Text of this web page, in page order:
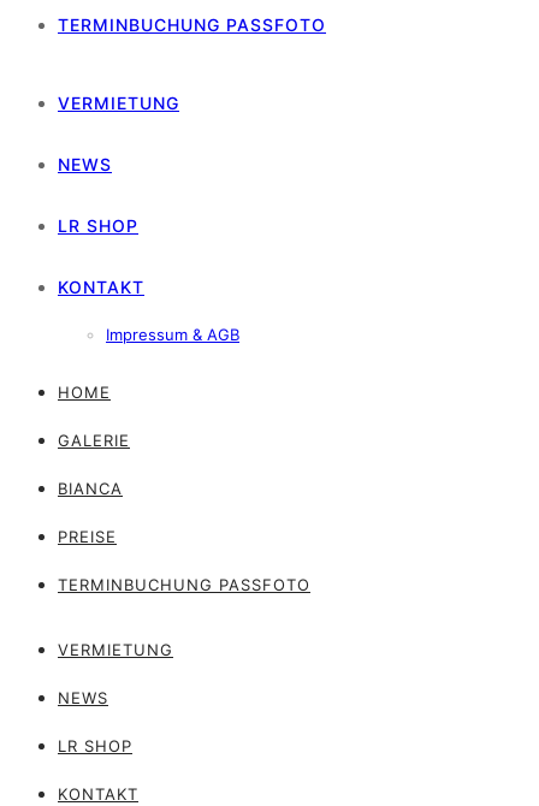
TERMINBUCHUNG PASSFOTO
VERMIETUNG
NEWS
LR SHOP
KONTAKT
Impressum & AGB
HOME
GALERIE
BIANCA
PREISE
TERMINBUCHUNG PASSFOTO
VERMIETUNG
NEWS
LR SHOP
KONTAKT